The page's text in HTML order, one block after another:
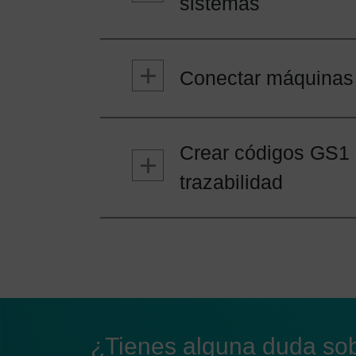
Conectar
Crear códigos GS1
trazabilidad
¿Tienes alguna duda